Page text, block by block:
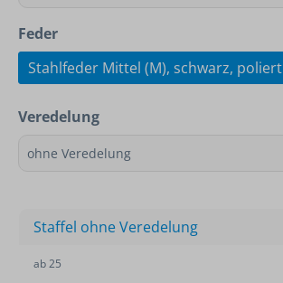
Feder
Stahlfeder Mittel (M), schwarz, poliert
Veredelung
Staffel ohne Veredelung
ab25